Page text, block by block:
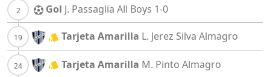
Gol J. Passaglia All Boys 1-0
Tarjeta Amarilla L. Jerez Silva Almagro
Tarjeta Amarilla M. Pinto Almagro